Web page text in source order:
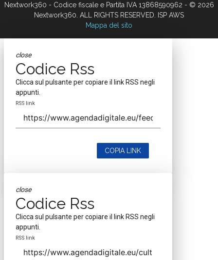
Nextwork360 - Codice fiscale e Partita IVA 13868590962 - © 2026
Nextwork360. ALL RIGHTS RESERVED. ISP AWS
Mappa del sito
close
Codice Rss
Clicca sul pulsante per copiare il link RSS negli
appunti.
RSS link
COPIA LINK
close
Codice Rss
Clicca sul pulsante per copiare il link RSS negli
appunti.
RSS link